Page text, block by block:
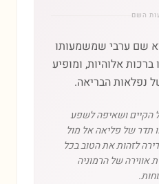
השם
שם ערבי שמשמעותו
אלוהיות, ומופיע
נפלאות הבריאה.
הקיים ושאיפה לשפע
תדר של פליאה אל מול
לזהות את הטוב בכל
אווירה של הרמוניה